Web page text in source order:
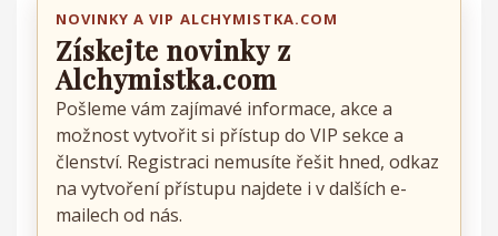
NOVINKY A VIP ALCHYMISTKA.COM
Získejte novinky z
Alchymistka.com
Pošleme vám zajímavé informace, akce a
možnost vytvořit si přístup do VIP sekce a
členství. Registraci nemusíte řešit hned, odkaz
na vytvoření přístupu najdete i v dalších e-
mailech od nás.